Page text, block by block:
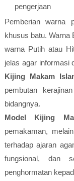
pengerjaan
Pemberian warna
khusus batu. Warna
warna Putih atau
jelas agar informasi
Kijing Makam
pembutan
bidangnya.
Model Kijing
pemakaman,
terhadap ajaran
fungsional, dan
penghormatan